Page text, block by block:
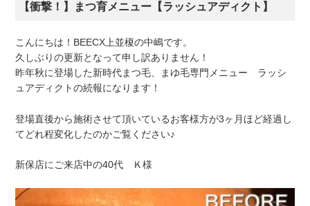
【衝撃！】まつ育メニュー【ラッシュアディクト】
こんにちは！BEECX上並榎の中嶋です。
久しぶりの更新となって申し訳ありません！
昨年秋に登場した新時代まつ毛、まゆ毛専門メニュー ラッシ
ュアディクトの続報になります！
登場直後から施術させて頂いているお客様方が3ヶ月ほど経過し
てどれ程変化したのかご覧ください♪
新保店にご来店中の40代 Ｋ様